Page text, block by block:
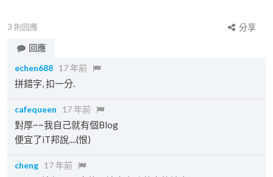
3 則回應
分享
回應
echen688 17 年前
拼錯字, 扣一分.
cafequeen 17 年前
對厚~~我自己就有個Blog
便宜了iT邦說....(恨)
cheng 17 年前